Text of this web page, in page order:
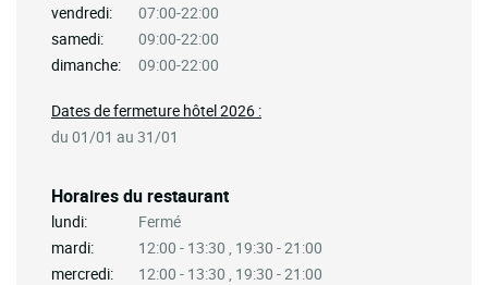
vendredi:
07:00-22:00
samedi:
09:00-22:00
dimanche:
09:00-22:00
Horaires du restaurant
lundi:
Fermé
mardi:
12:00 - 13:30 , 19:30 - 21:00
mercredi:
12:00 - 13:30 , 19:30 - 21:00
Dates de fermeture hôtel 2026 :
du 01/01 au 31/01